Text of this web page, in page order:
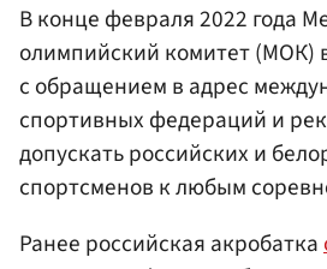
В конце февраля 2022 года
олимпийский комитет (МОК)
с обращением в адрес
спортивных федераций и
допускать российских и
спортсменов к любым
Ранее российская акробатка